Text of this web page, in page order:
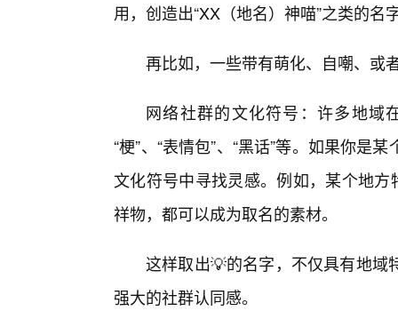
用，创造出“XX（地名）神喵”之类的名
再比如，一些带有萌化、自嘲、或
网络社群的文化符号：许多地域
“梗”、“表情包”、“黑话”等。如果你是
文化符号中寻找灵感。例如，某个地
祥物，都可以成为取名的素材。
这样取出💡的名字，不仅具有地域
强大的社群认同感。